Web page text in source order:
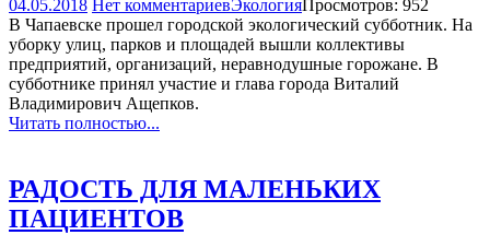
04.05.2018 Нет комментариевЭкологияПросмотров: 952
В Чапаевске прошел городской экологический субботник. На
уборку улиц, парков и площадей вышли коллективы
предприятий, организаций, неравнодушные горожане. В
субботнике принял участие и глава города Виталий
Владимирович Ащепков.
Читать полностью...
РАДОСТЬ ДЛЯ МАЛЕНЬКИХ
ПАЦИЕНТОВ